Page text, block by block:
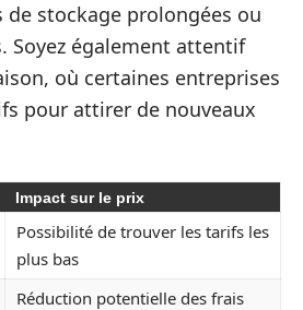
de stockage prolongées ou
Soyez également attentif
où certaines entreprises
pour attirer de nouveaux
Impact sur le prix
Possibilité de trouver les tarifs les
plus bas
Réduction potentielle des frais